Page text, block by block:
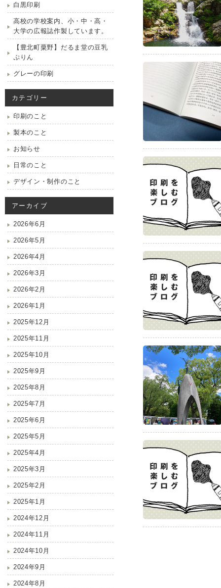
白黒印刷
高校の学校案内、小・中・高・
大学の広報誌作製しています。
【豊北町粟野】だるま堂の豆乳
ぷりん
グレーの印刷
カテゴリー
印刷のこと
製本のこと
お知らせ
日常のこと
デザイン・制作のこと
アーカイブ
2026年6月
2026年5月
2026年4月
2026年3月
2026年2月
2026年1月
2025年12月
2025年11月
2025年10月
2025年9月
2025年8月
2025年7月
2025年6月
2025年5月
2025年4月
2025年3月
2025年2月
2025年1月
2024年12月
2024年11月
2024年10月
2024年9月
2024年8月